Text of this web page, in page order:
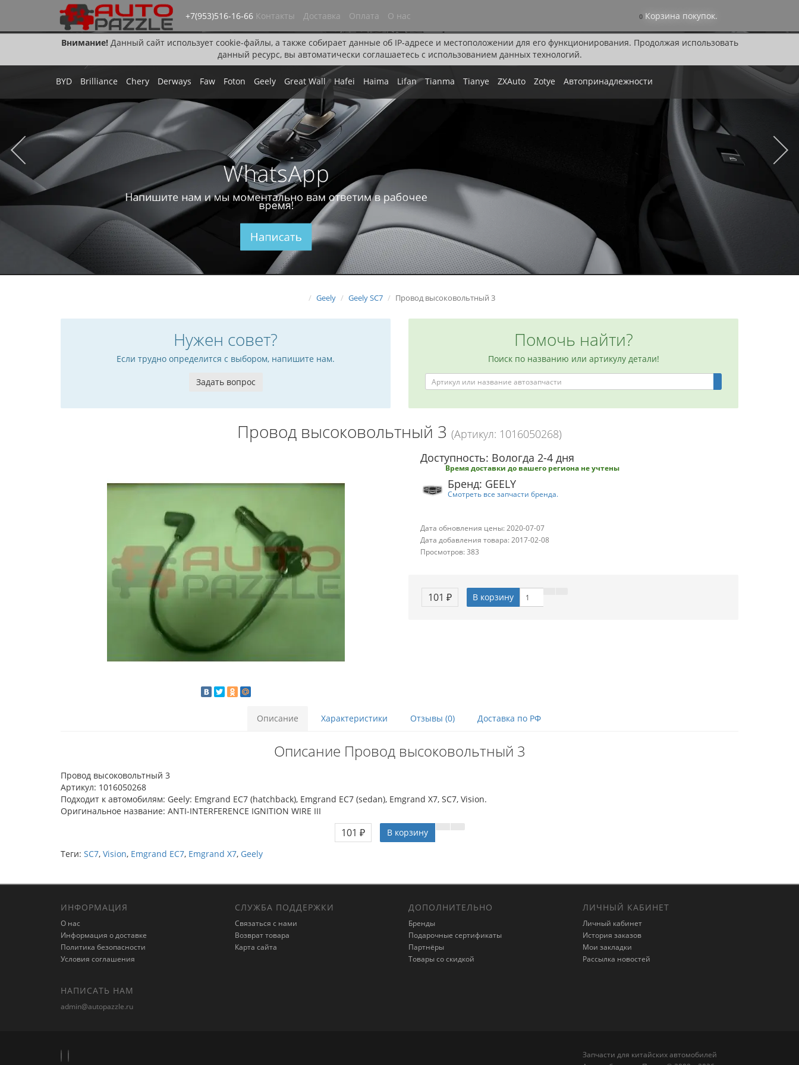
Внимание!Данный сайт использует cookie-файлы, а также собирает данные об IP-адресе и местоположении для его функционирования. Продолжая использовать
данный ресурс, вы автоматически соглашаетесь с использованием данных технологий.
+7(953)516-16-66 Контакты Доставка Оплата О нас 0 Корзина покупок.
BYD Brilliance Chery Derways Faw Foton Geely Great Wall Hafei Haima Lifan Tianma Tianye ZXAuto Zotye Автопринадлежности
WhatsApp
Напишите нам и мы моментально вам ответим в рабочее
время!
Написать
Geely Geely SC7 Провод высоковольтный 3
Нужен совет?
Если трудно определится с выбором, напишите нам.
Задать вопрос
Помочь найти?
Поиск по названию или артикулу детали!
Провод высоковольтный 3 (Артикул: 1016050268)
Доступность: Вологда 2-4 дня
Время доставки до вашего региона не учтены
Бренд: GEELY
Смотреть все запчасти бренда.
Дата обновления цены: 2020-07-07
Дата добавления товара: 2017-02-08
Просмотров: 383
101 ₽ В корзину
Описание Характеристики Отзывы (0) Доставка по РФ
Описание Провод высоковольтный 3
Провод высоковольтный 3
Артикул: 1016050268
Подходит к автомобилям: Geely: Emgrand EC7 (hatchback), Emgrand EC7 (sedan), Emgrand X7, SC7, Vision.
Оригинальное название: ANTI-INTERFERENCE IGNITION WIRE III
101 ₽
В корзину
Теги: SC7, Vision, Emgrand EC7, Emgrand X7, Geely
ИНФОРМАЦИЯ
О нас
Информация о доставке
Политика безопасности
Условия соглашения
СЛУЖБА ПОДДЕРЖКИ
Связаться с нами
Возврат товара
Карта сайта
ДОПОЛНИТЕЛЬНО
Бренды
Подарочные сертификаты
Партнёры
Товары со скидкой
ЛИЧНЫЙ КАБИНЕТ
Личный кабинет
История заказов
Мои закладки
Рассылка новостей
НАПИСАТЬ НАМ
admin@autopazzle.ru
Запчасти для китайских автомобилей